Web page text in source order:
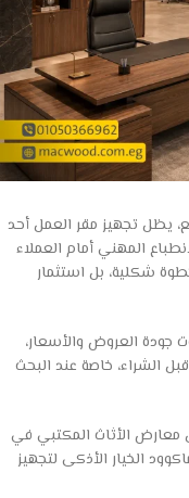
تجهيز مقر العمل أحد
المهني أمام العملاء
شكلية، بل استثمار
جودة العروض والأسعار،
الشراء، خاصة عند البحث
معارض الأثاث المكتبي في
الخيار الأذكى لتجهيز